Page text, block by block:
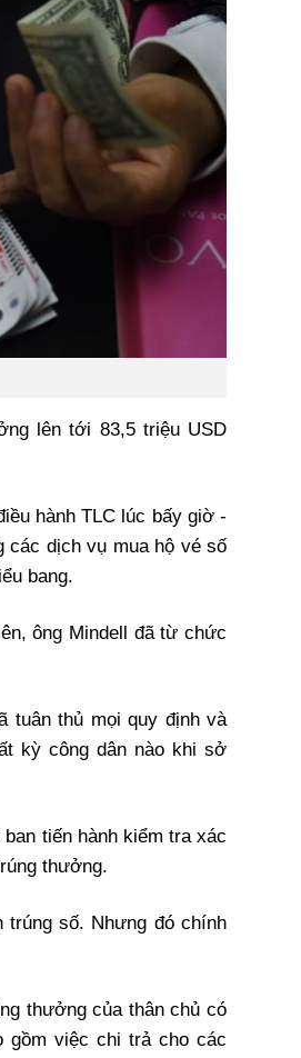
lên tới 83,5 triệu USD
hành TLC lúc bấy giờ -
các dịch vụ mua hộ vé số
bang.
ông Mindell đã từ chức
tuân thủ mọi quy định và
kỳ công dân nào khi sở
tiến hành kiểm tra xác
thưởng.
trúng số. Nhưng đó chính
thưởng của thân chủ có
gồm việc chi trả cho các